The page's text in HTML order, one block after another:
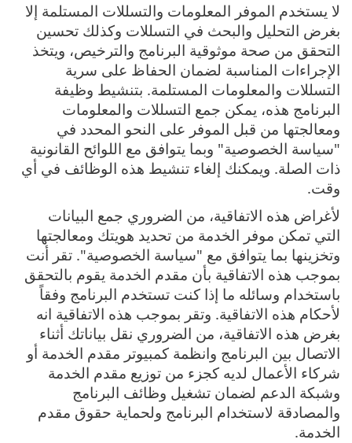
لا يستخدم الموفر المعلومات والتسللات المستلمة إلا
بغرض التحليل والبحث في التسللات وكذلك تحسين
التحقق من صحة موثوقية البرنامج والترخيص، ويتخذ
الإجراءات المناسبة لضمان الحفاظ على سرية
التسللات والمعلومات المستلمة. بتنشيط وظيفة
البرنامج هذه، يمكن جمع التسللات والمعلومات
ومعالجتها من قبل الموفر على النحو المحدد في
"سياسة الخصوصية" وبما يتوافق مع اللوائح القانونية
ذات الصلة. ويمكنك إلغاء تنشيط هذه الوظائف في أي
وقت.
لأغراض هذه الاتفاقية، من الضروري جمع البيانات
التي تمكن موفر الخدمة من تحديد هويتك ومعالجتها
وتخزينها بما يتوافق مع "سياسة الخصوصية". تقر أنت
بموجب هذه الاتفاقية بأن مقدم الخدمة يقوم بالتحقق
باستخدام وسائله ما إذا كنت تستخدم البرنامج وفقاً
لأحكام هذه الاتفاقية. وتقر بموجب هذه الاتفاقية انه
بغرض هذه الاتفاقية، من الضروري نقل بياناتك أثناء
الاتصال بين البرنامج وانظمة كمبيوتر مقدم الخدمة أو
شركاء الأعمال لديه كجزء من توزيع مقدم الخدمة
وشبكة الدعم لضمان تشغيل وظائف البرنامج
والمصادقة لاستخدام البرنامج ولحماية حقوق مقدم
الخدمة.